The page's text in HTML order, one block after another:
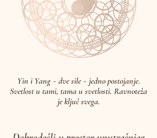
Yang ~ dve sile ~ jedno postojanje.